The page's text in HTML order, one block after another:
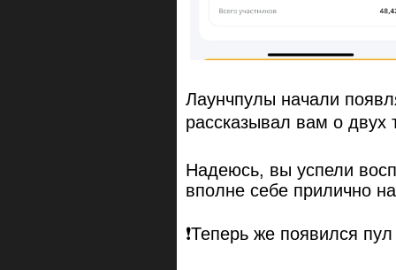
Лаунчпулы начали
рассказывал вам о двух
Надеюсь, вы успели
вполне себе прилично
❗️Теперь же появился